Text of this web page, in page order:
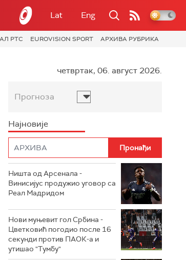
Lat Eng
РТС EUROVISION SPORT АРХИВА РУБРИКА
четвртак, 06. август 2026.
Прогноза
Најновије
Ништа од Арсенала -
Винисијус продужио уговор са
Реал Мадридом
Нови муњевит гол Србина -
Цветковић погодио после 16
секунди против ПАОК-а и
утишао "Тумбу"